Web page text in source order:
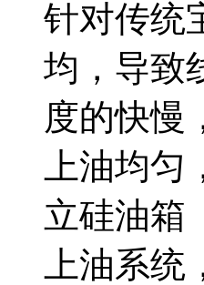
针对传统
均，导致
度的快慢
上油均
立硅油箱
上油系